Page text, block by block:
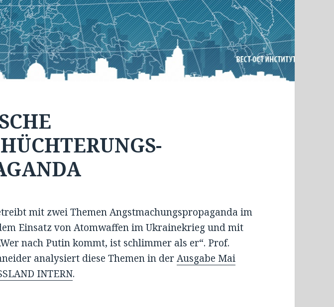
mit zwei Themen Angstmachungspropaganda im
Einsatz von Atomwaffen im Ukrainekrieg und mit
nach Putin kommt, ist schlimmer als er“. Prof.
analysiert diese Themen in derAusgabe Mai
INTERN.